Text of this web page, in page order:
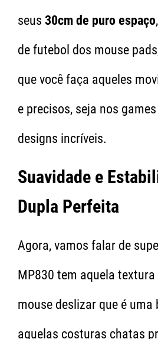
seus 30cm de puro espaço
de futebol dos mouse
que você faça aqueles
e precisos, seja nos
designs incríveis.
Suavidade e
Dupla Perfeita
Agora, vamos falar de
MP830 tem aquela textura
mouse deslizar que é uma
aquelas costuras chatas